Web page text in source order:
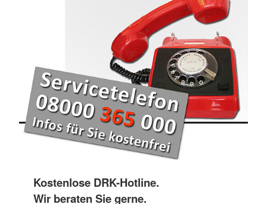
Kostenlose DRK-Hotline.
Wir beraten Sie gerne.